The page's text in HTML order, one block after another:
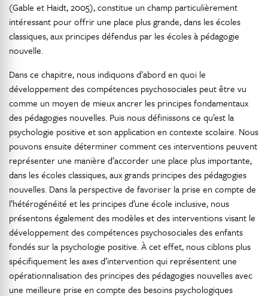
(Gable et Haidt, 2005), constitue un champ particulièrement
intéressant pour offrir une place plus grande, dans les écoles
classiques, aux principes défendus par les écoles à pédagogie
nouvelle.
Dans ce chapitre, nous indiquons d’abord en quoi le
développement des compétences psychosociales peut être vu
comme un moyen de mieux ancrer les principes fondamentaux
des pédagogies nouvelles. Puis nous définissons ce qu’est la
psychologie positive et son application en contexte scolaire. Nous
pouvons ensuite déterminer comment ces interventions peuvent
représenter une manière d’accorder une place plus importante,
dans les écoles classiques, aux grands principes des pédagogies
nouvelles. Dans la perspective de favoriser la prise en compte de
l’hétérogénéité et les principes d’une école inclusive, nous
présentons également des modèles et des interventions visant le
développement des compétences psychosociales des enfants
fondés sur la psychologie positive. À cet effet, nous ciblons plus
spécifiquement les axes d’intervention qui représentent une
opérationnalisation des principes des pédagogies nouvelles avec
une meilleure prise en compte des besoins psychologiques